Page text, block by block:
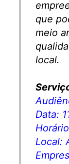
que
meio
local.
Data:
Local: